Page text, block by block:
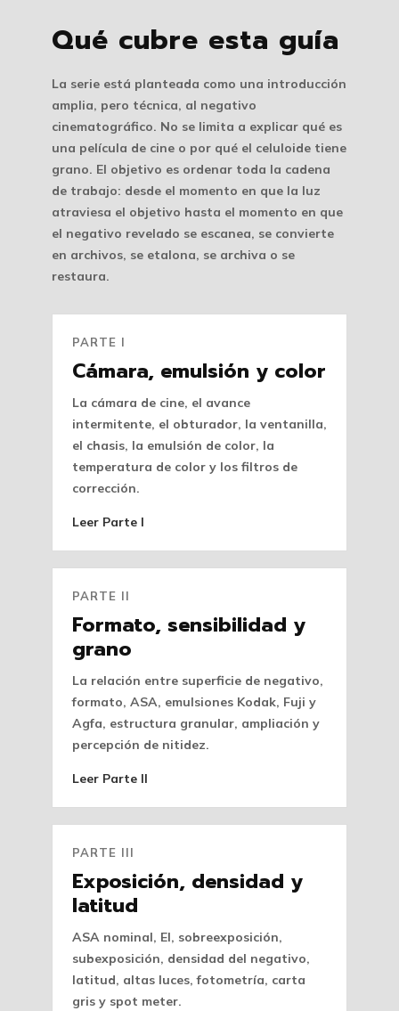
Qué cubre esta guía
La serie está planteada como una introducción
amplia, pero técnica, al negativo
cinematográfico. No se limita a explicar qué es
una película de cine o por qué el celuloide tiene
grano. El objetivo es ordenar toda la cadena
de trabajo: desde el momento en que la luz
atraviesa el objetivo hasta el momento en que
el negativo revelado se escanea, se convierte
en archivos, se etalona, se archiva o se
restaura.
PARTE I
Cámara, emulsión y color
La cámara de cine, el avance
intermitente, el obturador, la ventanilla,
el chasis, la emulsión de color, la
temperatura de color y los filtros de
corrección.
Leer Parte I
PARTE II
Formato, sensibilidad y
grano
La relación entre superficie de negativo,
formato, ASA, emulsiones Kodak, Fuji y
Agfa, estructura granular, ampliación y
percepción de nitidez.
Leer Parte II
PARTE III
Exposición, densidad y
latitud
ASA nominal, EI, sobreexposición,
subexposición, densidad del negativo,
latitud, altas luces, fotometría, carta
gris y spot meter.